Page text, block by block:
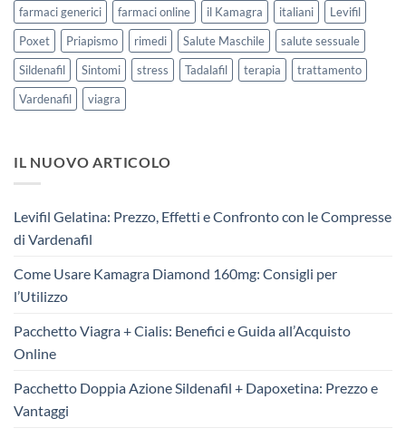
farmaci generici
farmaci online il Kamagra italiani
Levifil
Poxet
Priapismo rimedi Salute Maschile
salute sessuale
Sildenafil
Sintomi stress Tadalafil terapia
trattamento
Vardenafil
viagra
IL NUOVO ARTICOLO
Levifil Gelatina: Prezzo, Effetti e Confronto con le Compresse
di Vardenafil
Come Usare Kamagra Diamond 160mg: Consigli per
l’Utilizzo
Pacchetto Viagra + Cialis: Benefici e Guida all’Acquisto
Online
Pacchetto Doppia Azione Sildenafil + Dapoxetina: Prezzo e
Vantaggi